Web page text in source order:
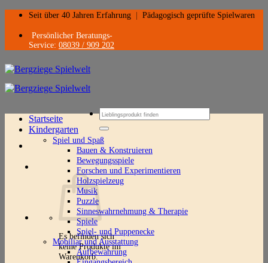
Zum
springen
Seit über 40 Jahren Erfahrung Pädagogisch geprüfte Spielwaren
Persönlicher Beratungs-
Service: 08039 / 909 202
Suchen
nach:
Es befinden sich
keine Produkte im
Warenkorb.
Startseite
Kindergarten
Spiel und Spaß
Bauen & Konstruieren
Bewegungsspiele
Forschen und Experimentieren
Holzspielzeug
Musik
Puzzle
Sinneswahrnehmung & Therapie
Spiele
Spiel- und Puppenecke
Mobiliar und Ausstattung
Aufbewahrung